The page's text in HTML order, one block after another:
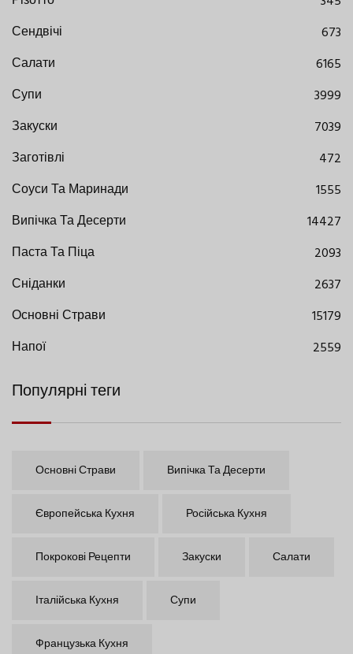
Сендвічі
673
Салати
6165
Супи
3999
Закуски
7039
Заготівлі
472
Соуси Та Маринади
1555
Випічка Та Десерти
14427
Паста Та Піца
2093
Сніданки
2637
Основні Страви
15179
Напої
2559
Популярні теги
Основні Страви Випічка Та Десерти
Європейська Кухня Російська Кухня
Покрокові Рецепти Закуски Салати
Італійська Кухня Супи
Французька Кухня